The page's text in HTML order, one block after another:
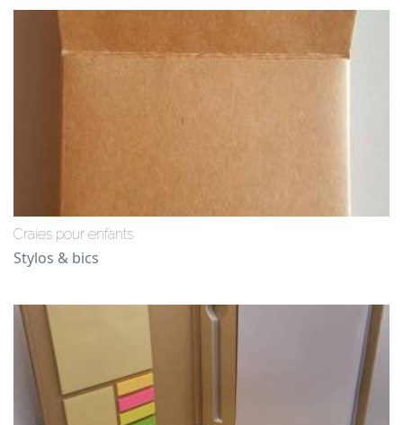
Craies pour enfants
Stylos & bics